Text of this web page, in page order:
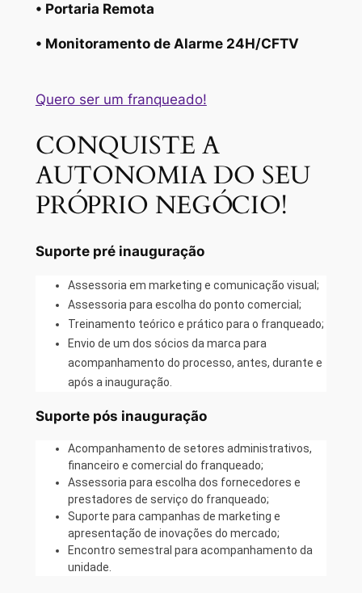
• Portaria Remota
• Monitoramento de Alarme 24H/CFTV
Quero ser um franqueado!
CONQUISTE A
AUTONOMIA DO SEU
PRÓPRIO NEGÓCIO!
Suporte pré inauguração
Assessoria em marketing e comunicação visual;
Assessoria para escolha do ponto comercial;
Treinamento teórico e prático para o franqueado;
Envio de um dos sócios da marca para
acompanhamento do processo, antes, durante e
após a inauguração.
Suporte pós inauguração
Acompanhamento de setores administrativos,
financeiro e comercial do franqueado;
Assessoria para escolha dos fornecedores e
prestadores de serviço do franqueado;
Suporte para campanhas de marketing e
apresentação de inovações do mercado;
Encontro semestral para acompanhamento da
unidade.